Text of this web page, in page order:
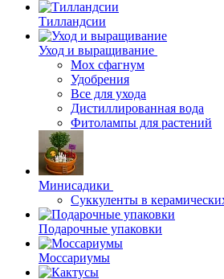
Тилландсии
Уход и выращивание
Мох сфагнум
Удобрения
Все для ухода
Дистиллированная вода
Фитолампы для растений
Минисадики
Суккуленты в
Подарочные упаковки
Моссариумы